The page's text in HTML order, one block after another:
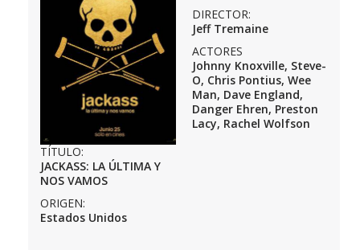
TÍTULO:
JACKASS: LA ÚLTIMA Y
NOS VAMOS
ORIGEN:
Estados Unidos
DIRECTOR:
Jeff Tremaine
ACTORES
Johnny Knoxville, Steve-
O, Chris Pontius, Wee
Man, Dave England,
Danger Ehren, Preston
Lacy, Rachel Wolfson